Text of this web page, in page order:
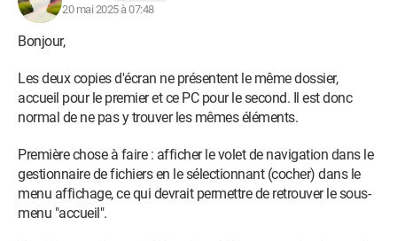
n'y arrive pas, je dois chaque fois cliquer sur la flèche " ce pc "
pour avoir certaines choses comme ça
20 mai 2025 à 07:48
Bonjour,
Les deux copies d'écran ne présentent le même dossier,
accueil pour le premier et ce PC pour le second. Il est donc
normal de ne pas y trouver les mêmes éléments.
Première chose à faire : afficher le volet de navigation dans le
gestionnaire de fichiers en le sélectionnant (cocher) dans le
menu affichage, ce qui devrait permettre de retrouver le sous-
menu "accueil".